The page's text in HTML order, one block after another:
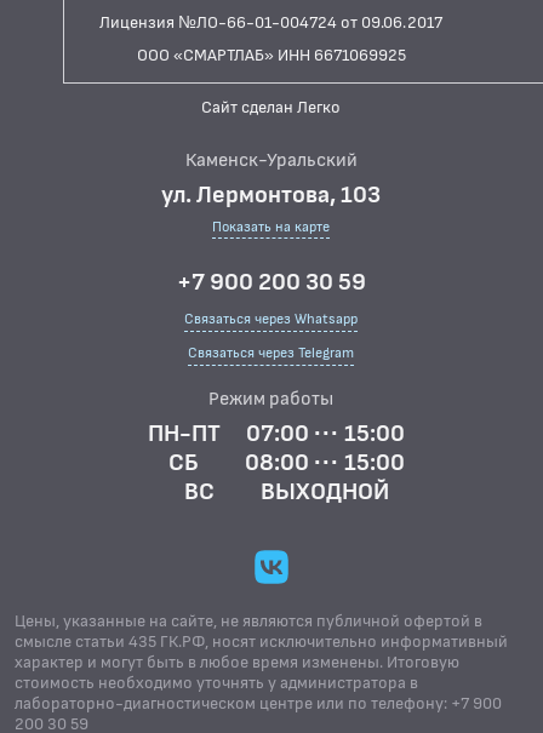
Лицензия №ЛО-66-01-004724 от 09.06.2017
ООО «СМАРТЛАБ» ИНН 6671069925
Сайт сделан Легко
Каменск-Уральский
ул. Лермонтова, 103
Показать на карте
+7 900 200 30 59
Связаться через Whatsapp
Связаться через Telegram
Режим работы
ПН-ПТ
07:00 ··· 15:00
СБ
08:00 ··· 15:00
ВС
ВЫХОДНОЙ
Цены, указанные на сайте, не являются публичной офертой в
смысле статьи 435 ГК.РФ, носят исключительно информативный
характер и могут быть в любое время изменены. Итоговую
стоимость необходимо уточнять у администратора в
лабораторно-диагностическом центре или по телефону: +7 900
200 30 59